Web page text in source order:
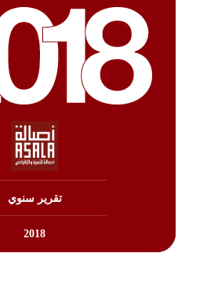
تقرير سنوي
2018
تنزيل